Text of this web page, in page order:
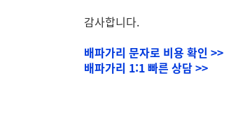
감사합니다.
배파가리 문자로 비용 확인 >>
배파가리 1:1 빠른 상담 >>